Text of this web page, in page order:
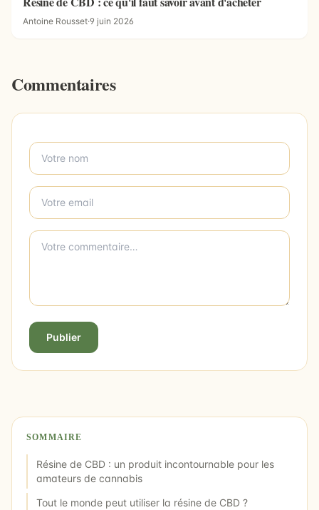
Antoine Rousset·9 juin 2026
Commentaires
Publier
SOMMAIRE
Résine de CBD : un produit incontournable pour les
amateurs de cannabis
Tout le monde peut utiliser la résine de CBD ?